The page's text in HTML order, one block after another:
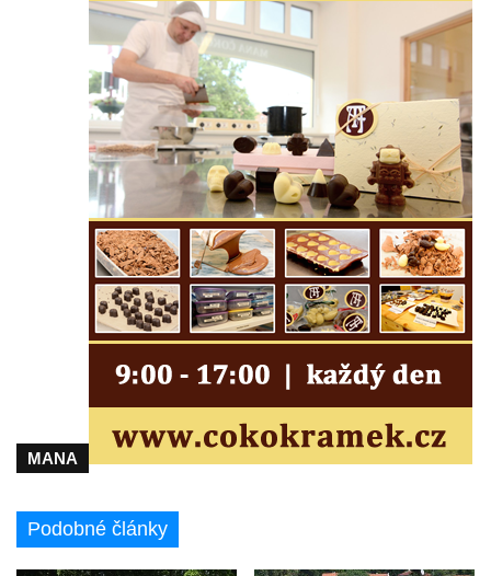
dominikánů v Českých Budějovicích
Socha svatého Dominika na nádvoří
kláštera dominikánů v Českých
Budějovicích
Sousoší Kalvárie před klášterem
dominikánů u Piaristického náměstí v
Českých Budějovicích
Socha svatého Václava u pramene v
Semilech
Pamětní deska Tomáše Garrigue Masaryka
na radnici v Českých Budějovicích
Pamětní deska na biskupské rezidenci v
Pamětní deska Josefa Hloucha na
biskupské rezidenci v Českých
Socha žáby u rybníčku na Náměstí v
Kamenném Újezdě
MANA
Podobné články